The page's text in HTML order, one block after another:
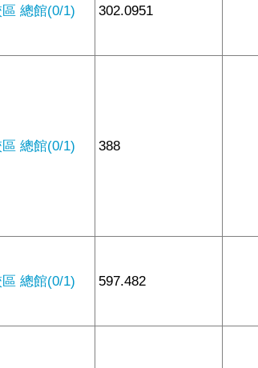
總館(0/1) 302.0951
總館(0/1) 388
總館(0/1) 597.482